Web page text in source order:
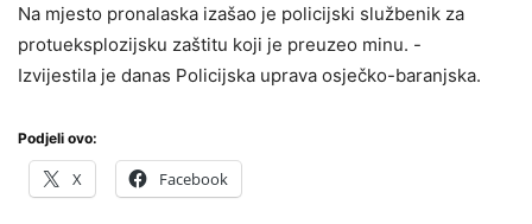
Na mjesto pronalaska izašao je policijski službenik za
protueksplozijsku zaštitu koji je preuzeo minu. -
Izvijestila je danas Policijska uprava osječko-baranjska.
Podjeli ovo:
X Facebook